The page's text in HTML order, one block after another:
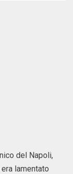
del Napoli,
lamentato